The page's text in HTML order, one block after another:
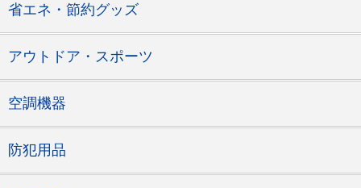
省エネ・節約グッズ
アウトドア・スポーツ
空調機器
防犯用品